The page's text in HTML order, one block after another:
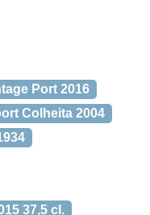
Port 2016
Colheita 2004
37,5 cl.